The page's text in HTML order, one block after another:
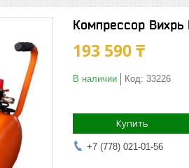
Компрессор
193 590 ₸
В наличии Код: 33226
Купить
+7 (778) 021-01-56